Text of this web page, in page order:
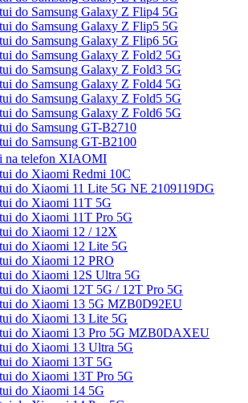
do Samsung Galaxy Z Flip4 5G
do Samsung Galaxy Z Flip5 5G
do Samsung Galaxy Z Flip6 5G
do Samsung Galaxy Z Fold2 5G
do Samsung Galaxy Z Fold3 5G
do Samsung Galaxy Z Fold4 5G
do Samsung Galaxy Z Fold5 5G
do Samsung Galaxy Z Fold6 5G
do Samsung GT-B2710
do Samsung GT-B2100
na telefon XIAOMI
do Xiaomi Redmi 10C
do Xiaomi 11 Lite 5G NE 2109119DG
do Xiaomi 11T 5G
do Xiaomi 11T Pro 5G
do Xiaomi 12 / 12X
do Xiaomi 12 Lite 5G
do Xiaomi 12 PRO
do Xiaomi 12S Ultra 5G
do Xiaomi 12T 5G / 12T Pro 5G
do Xiaomi 13 5G MZB0D92EU
do Xiaomi 13 Lite 5G
do Xiaomi 13 Pro 5G MZB0DAXEU
do Xiaomi 13 Ultra 5G
do Xiaomi 13T 5G
do Xiaomi 13T Pro 5G
do Xiaomi 14 5G